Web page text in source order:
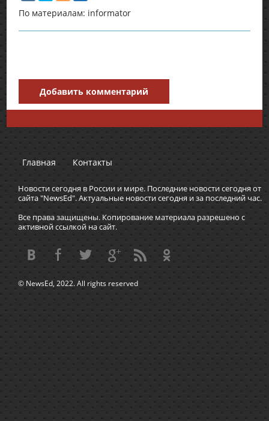
По материалам: informator
Добавить комментарий
Главная Контакты
Новости сегодня в России и мире. Последние новости сегодня от
сайта "NewsEd". Актуальные новости сегодня и за последний час.
Все права защищены. Копирование материала разрешено с
активной ссылкой на сайт.
© NewsEd, 2022. All rights reserved